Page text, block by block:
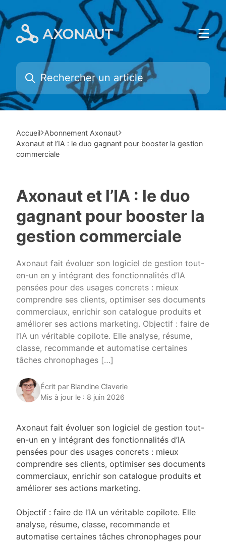
to
content
Accueil Abonnement Axonaut
Axonaut et l’IA : le duo gagnant pour booster la gestion
commerciale
Axonaut et l’IA : le duo
gagnant pour booster la
gestion commerciale
Axonaut fait évoluer son logiciel de gestion tout-
en-un en y intégrant des fonctionnalités d’IA
pensées pour des usages concrets : mieux
comprendre ses clients, optimiser ses documents
commerciaux, enrichir son catalogue produits et
améliorer ses actions marketing. Objectif : faire de
l’IA un véritable copilote. Elle analyse, résume,
classe, recommande et automatise certaines
tâches chronophages […]
Écrit par Blandine Claverie
Mis à jour le : 8 juin 2026
Axonaut fait évoluer son logiciel de gestion tout-
en-un en y intégrant des fonctionnalités d’IA
pensées pour des usages concrets : mieux
comprendre ses clients, optimiser ses documents
commerciaux, enrichir son catalogue produits et
améliorer ses actions marketing.
Objectif : faire de l’IA un véritable copilote. Elle
analyse, résume, classe, recommande et
automatise certaines tâches chronophages pour